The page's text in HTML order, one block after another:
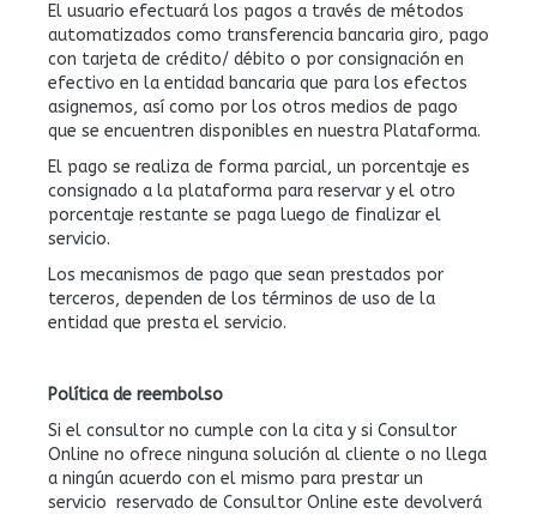
El usuario efectuará los pagos a través de métodos
automatizados como transferencia bancaria giro, pago
con tarjeta de crédito/ débito o por consignación en
efectivo en la entidad bancaria que para los efectos
asignemos, así como por los otros medios de pago
que se encuentren disponibles en nuestra Plataforma.
El pago se realiza de forma parcial, un porcentaje es
consignado a la plataforma para reservar y el otro
porcentaje restante se paga luego de finalizar el
servicio.
Los mecanismos de pago que sean prestados por
terceros, dependen de los términos de uso de la
entidad que presta el servicio.
Política de reembolso
Si el consultor no cumple con la cita y si Consultor
Online no ofrece ninguna solución al cliente o no llega
a ningún acuerdo con el mismo para prestar un
servicio reservado de Consultor Online este devolverá